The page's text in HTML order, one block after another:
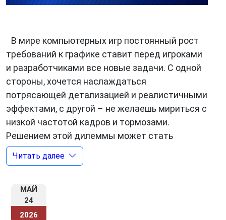
В мире компьютерных игр постоянный рост
требований к графике ставит перед игроками
и разработчиками все новые задачи. С одной
стороны, хочется наслаждаться
потрясающей детализацией и реалистичными
эффектами, с другой – не желаешь мириться с
низкой частотой кадров и тормозами.
Решением этой дилеммы может стать
технология XeSS (Xe Super Sampling),
разработанная компанией
Что такое XeSS?
Читать далее
МАЙ
24
2026